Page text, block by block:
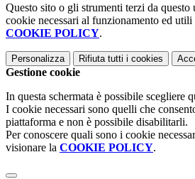
Questo sito o gli strumenti terzi da
cookie necessari al funzionamento ed
COOKIE POLICY.
Personalizza Rifiuta tutti i cookies
Gestione cookie
In questa schermata è possibile scegliere
I cookie necessari sono quelli che
piattaforma e non è possibile disabilitarli.
Per conoscere quali sono i cookie
visionare la COOKIE POLICY.